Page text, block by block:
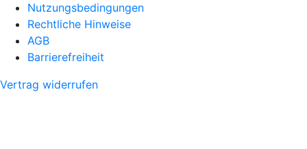
Nutzungsbedingungen
Rechtliche Hinweise
AGB
Barrierefreiheit
Vertrag widerrufen